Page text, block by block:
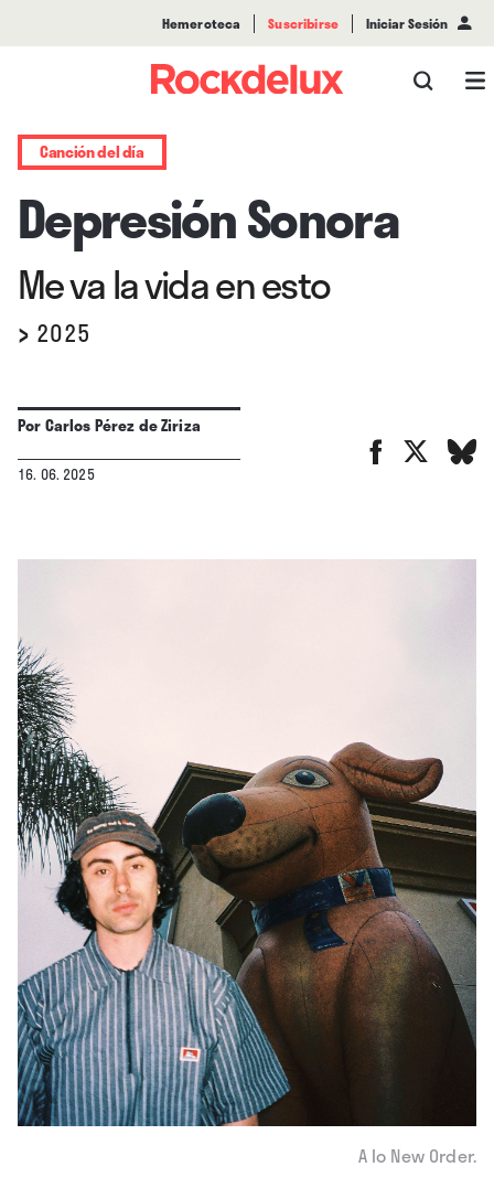
Hemeroteca Suscribirse Iniciar Sesión
Canción del día
Depresión Sonora
Me va la vida en esto
› 2025
PorCarlos Pérez de Ziriza
16. 06. 2025
A lo New Order.